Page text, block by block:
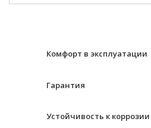
Комфорт в эксплуатации
Гарантия
Устойчивость к коррозии